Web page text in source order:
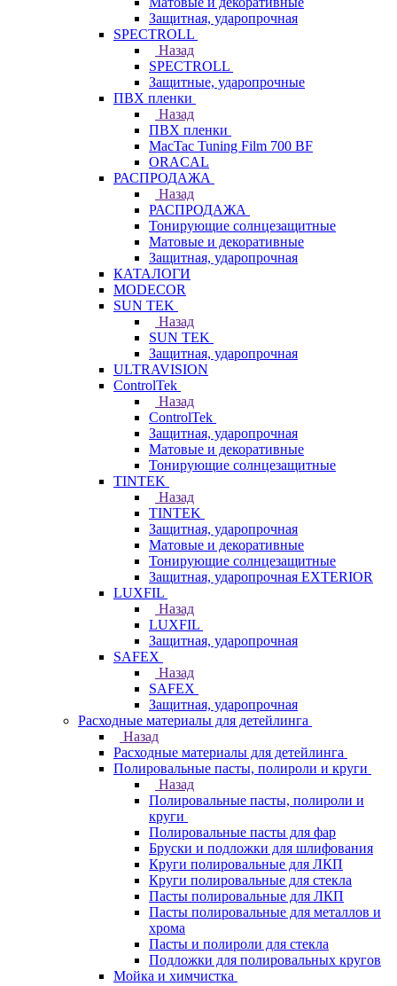
Защитная, ударопрочная
SPECTROLL
Назад
SPECTROLL
Защитные, ударопрочные
ПВХ пленки
Назад
ПВХ пленки
MacTac Tuning Film 700 BF
ORACAL
РАСПРОДАЖА
Назад
РАСПРОДАЖА
Тонирующие солнцезащитные
Матовые и декоративные
Защитная, ударопрочная
КАТАЛОГИ
MODECOR
SUN TEK
Назад
SUN TEK
Защитная, ударопрочная
ULTRAVISION
ControlTek
Назад
ControlTek
Защитная, ударопрочная
Матовые и декоративные
Тонирующие солнцезащитные
TINTEK
Назад
TINTEK
Защитная, ударопрочная
Матовые и декоративные
Тонирующие солнцезащитные
Защитная, ударопрочная EXTERIOR
LUXFIL
Назад
LUXFIL
Защитная, ударопрочная
SAFEX
Назад
SAFEX
Защитная, ударопрочная
Расходные материалы для детейлинга
Назад
Расходные материалы для детейлинга
Полировальные пасты, полироли и круги
Назад
Полировальные пасты, полироли и
круги
Полировальные пасты для фар
Бруски и подложки для шлифования
Круги полировальные для ЛКП
Круги полировальные для стекла
Пасты полировальные для ЛКП
Пасты полировальные для металлов и
хрома
Пасты и полироли для стекла
Подложки для полировальных кругов
Мойка и химчистка